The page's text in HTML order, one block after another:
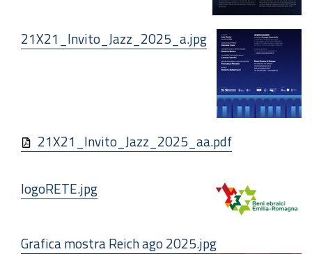
21X21_Invito_Jazz_2025_a.jpg
21X21_Invito_Jazz_2025_aa.pdf
logoRETE.jpg
Grafica mostra Reich ago 2025.jpg